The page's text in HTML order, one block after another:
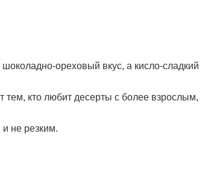
ореховый вкус, а кисло-сладкий
тем, кто любит десерты с более взрослым,
не резким.